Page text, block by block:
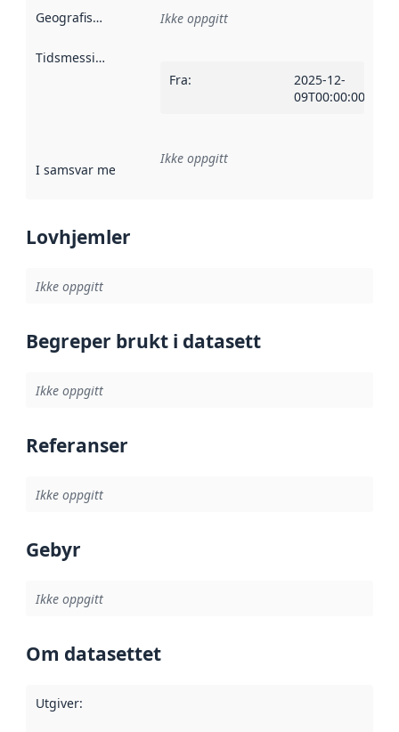
Geografisk avgrensning :
Ikke oppgitt
Tidsmessig avgrensning
Fra:
2025-12-
09T00:00:00Z
I samsvar med Referanse til en implementasjonsregel
Ikke oppgitt
Lovhjemler
Ikke oppgitt
Begreper brukt i datasett
Ikke oppgitt
Referanser
Ikke oppgitt
Gebyr
Ikke oppgitt
Om datasettet
Utgiver: